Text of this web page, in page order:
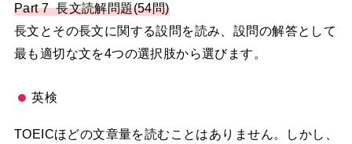
Part 7 長文読解問題(54問)
長文とその長文に関する設問を読み、設問の解答として
最も適切な文を4つの選択肢から選びます。
英検
TOEICほどの文章量を読むことはありません。しかし、